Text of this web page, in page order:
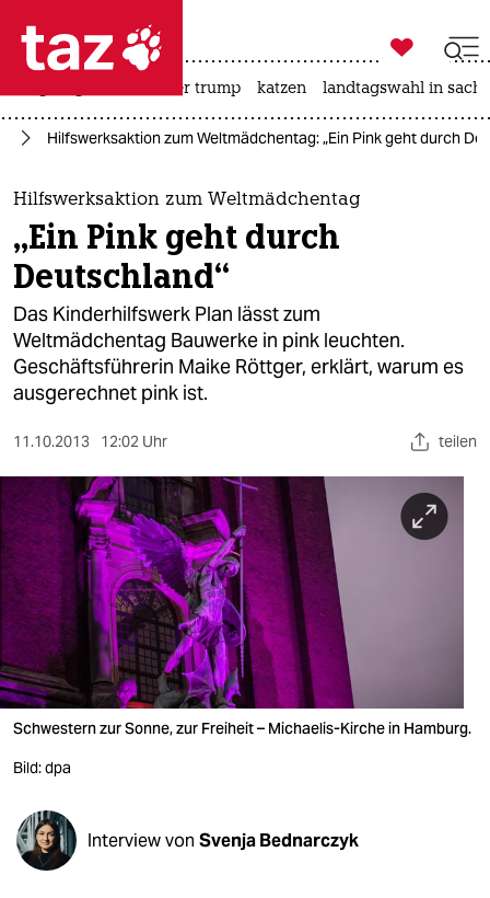
 taz zahl ich
taz zahl ich
themen
politik
öko
gesellschaft
kultur
sport
berlin
nord
wahrheit
verlag
verlag
veranstaltungen
shop
fragen & hilfe
unterstützen

taz zahl ich
usa unter trump katzen landtagswahl in
Hilfswerksaktion zum Weltmädchentag: „Ein Pink geht durch
Hilfswerksaktion zum Weltmädchentag
„Ein Pink geht durch
Deutschland“
Das Kinderhilfswerk Plan lässt zum
Weltmädchentag Bauwerke in pink leuchten.
Geschäftsführerin Maike Röttger, erklärt, warum es
ausgerechnet pink ist.
11.10.2013 12:02 Uhr teilen
Schwestern zur Sonne, zur Freiheit – Michaelis-Kirche in Hamburg.
Bild: dpa
Interview von Svenja Bednarczyk